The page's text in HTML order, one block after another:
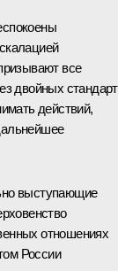
все
двойных
действий,
выступающие
отношениях
России